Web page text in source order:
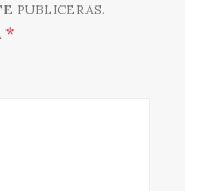
PUBLICERAS.
*